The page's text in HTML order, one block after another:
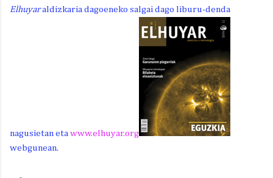
Elhuyaraldizkaria dagoeneko salgai dago liburu-denda
nagusietan eta www.elhuyar.org
webgunean.